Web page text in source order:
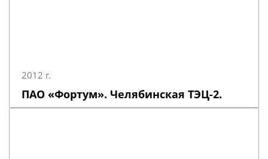
2012 г.
ПАО «Фортум». Челябинская ТЭЦ-2.